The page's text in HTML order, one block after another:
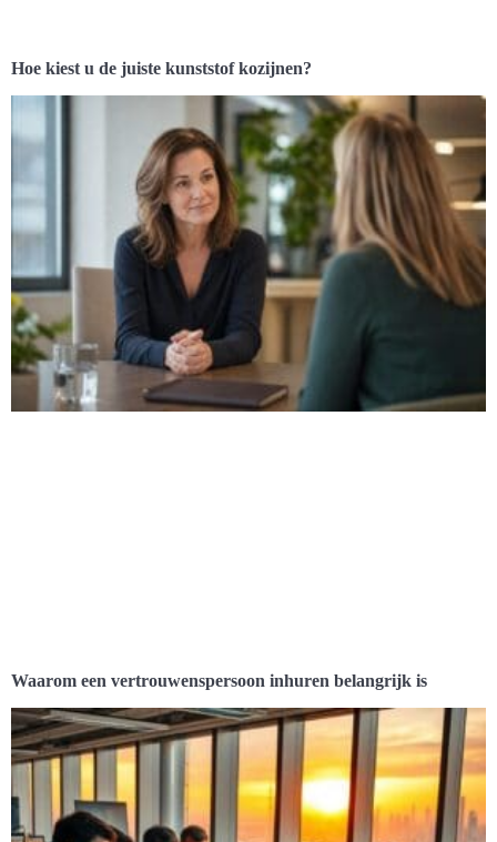
Hoe kiest u de juiste kunststof kozijnen?
Waarom een vertrouwenspersoon inhuren belangrijk is